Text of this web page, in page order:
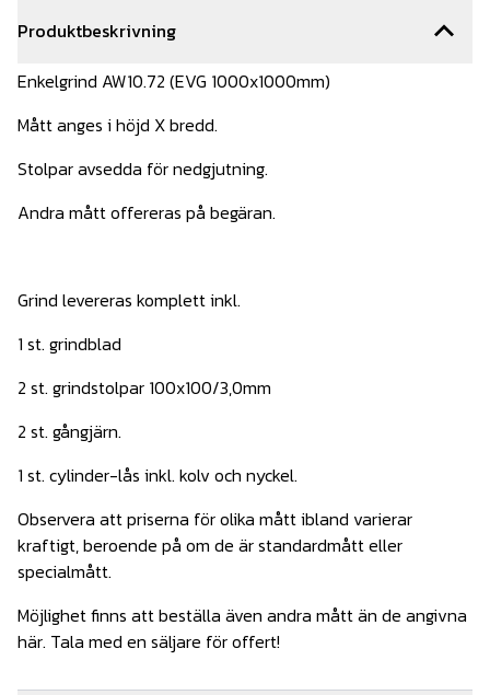
Produktbeskrivning
Enkelgrind AW10.72 (EVG 1000x1000mm)
Mått anges i höjd X bredd.
Stolpar avsedda för nedgjutning.
Andra mått offereras på begäran.
Grind levereras komplett inkl.
1 st. grindblad
2 st. grindstolpar 100x100/3,0mm
2 st. gångjärn.
1 st. cylinder-lås inkl. kolv och nyckel.
Observera att priserna för olika mått ibland varierar
kraftigt, beroende på om de är standardmått eller
specialmått.
Möjlighet finns att beställa även andra mått än de angivna
här. Tala med en säljare för offert!